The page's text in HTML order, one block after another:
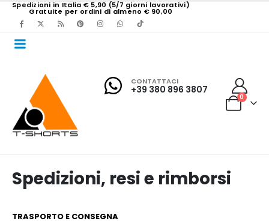
Spedizioni in Italia € 5,90 (5/7 giorni lavorativi)
Gratuite per ordini di almeno € 90,00
CONTATTACI
+39 380 896 3807
0
Spedizioni, resi e rimborsi
TRASPORTO E CONSEGNA